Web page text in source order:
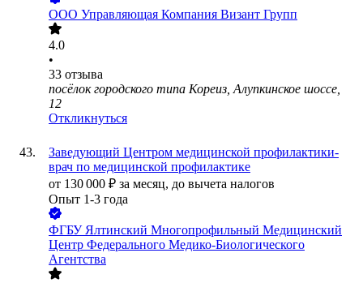
ООО Управляющая Компания Визант Групп
4.0
•
33 отзыва
посёлок городского типа Кореиз, Алупкинское шоссе,
12
Откликнуться
Заведующий Центром медицинской профилактики-
врач по медицинской профилактике
от 130 000 ₽ за месяц, до вычета налогов
Опыт 1-3 года
ФГБУ Ялтинский Многопрофильный Медицинский
Центр Федерального Медико-Биологического
Агентства